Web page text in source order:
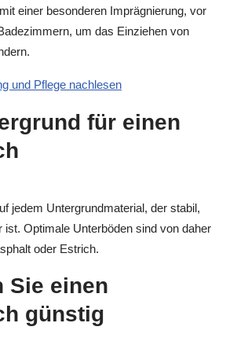
einer besonderen Imprägnierung, vor
um das Einziehen von
und Pflege nachlesen
für einen
jedem Untergrundmaterial, der stabil,
ist. Optimale Unterböden sind von daher
oder Estrich.
Sie einen
günstig